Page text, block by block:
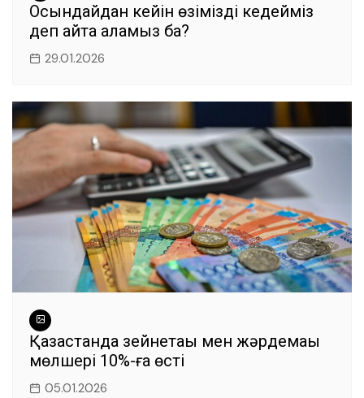
Осындайдан кейін өзімізді кедейміз
деп айта аламыз ба?
29.01.2026
Қазақстанда зейнетақы мен жәрдемақы
мөлшері 10%-ға өсті
05.01.2026